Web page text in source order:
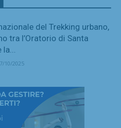
del Trekking urbano,
tra l’Oratorio di Santa
la...
10/2025